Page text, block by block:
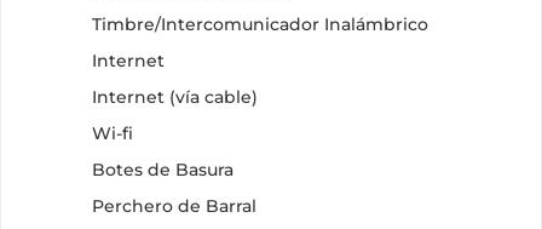
Timbre/Intercomunicador Inalámbrico
Internet
Internet (vía cable)
Wi-fi
Botes de Basura
Perchero de Barral